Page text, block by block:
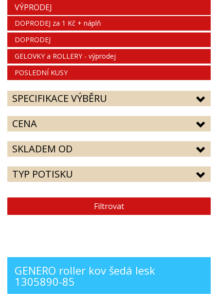
VÝPRODEJ
DOPRODEJ za 1 Kč + náplň
DOPRODEJ
GELOVKY a ROLLERY - výprodej
POSLEDNÍ KUSY
SPECIFIKACE VÝBĚRU
CENA
SKLADEM OD
TYP POTISKU
Filtrovat
GENERO roller kov šedá lesk
1305890-85